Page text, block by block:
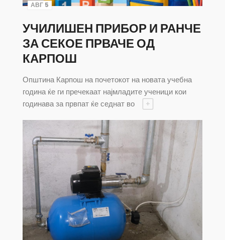
АВГ 5
УЧИЛИШЕН ПРИБОР И РАНЧЕ
ЗА СЕКОЕ ПРВАЧЕ ОД
КАРПОШ
Општина Карпош на почетокот на новата учебна
година ќе ги пречекаат најмладите ученици кои
годинава за првпат ќе седнат во
+